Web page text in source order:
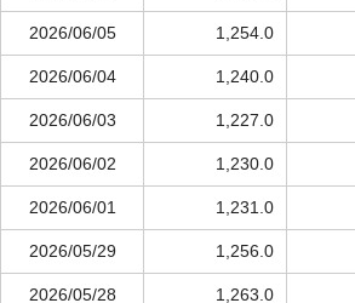
2026/06/05 1,254.0
2026/06/04 1,240.0
2026/06/03 1,227.0
2026/06/02 1,230.0
2026/06/01 1,231.0
2026/05/29 1,256.0
2026/05/28 1,263.0